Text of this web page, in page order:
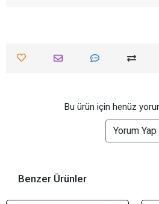
Bu ürün için henüz
Yorum Yap
Benzer Ürünler